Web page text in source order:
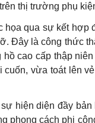
thị trường phụ
họa qua sự kết hợp
Đây là công thức
cao cấp thập
vừa toát lên
hiện diện đầy
phong cách phi